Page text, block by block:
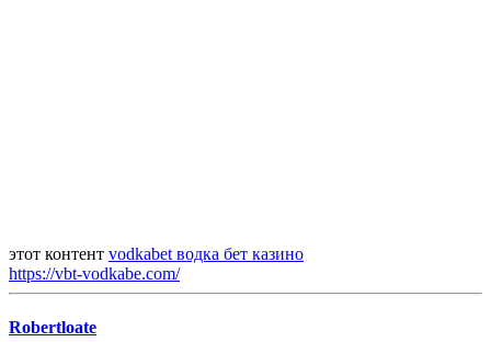
этот контент vodkabet водка бет казино
https://vbt-vodkabe.com/
Robertloate